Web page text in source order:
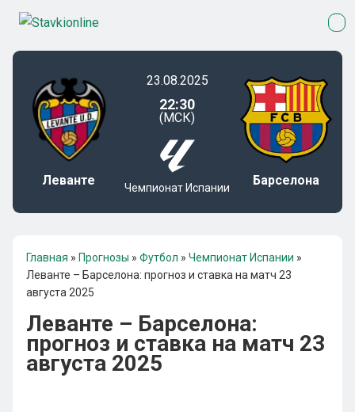
Леванте
23.08.2025
22:30
(МСК)
Чемпионат Испании Барселона
Главная » Прогнозы » Футбол » Чемпионат Испании »
Леванте – Барселона: прогноз и ставка на матч 23
августа 2025
Леванте – Барселона:
прогноз и ставка на матч 23
августа 2025